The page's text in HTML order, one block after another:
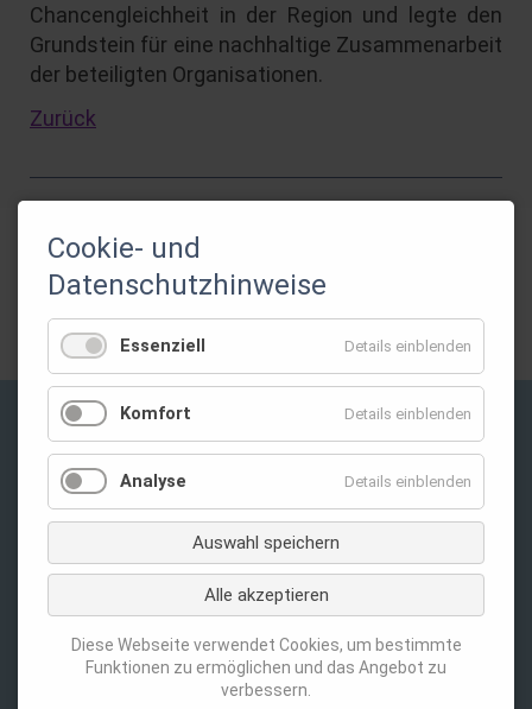
Chancengleichheit in der Region und legte den
Grundstein für eine nachhaltige Zusammenarbeit
der beteiligten Organisationen.
Zurück
Gefördert durch:
Privatsphäre-Einstellungen ändern
Navigation
überspringen
Datenschutz
Impressum
Cookie- und
Datenschutzhinweise
Essenziell Details einblenden
Komfort Details einblenden
Analyse Details einblenden
Auswahl speichern
Alle akzeptieren
Diese Webseite verwendet Cookies, um bestimmte
Funktionen zu ermöglichen und das Angebot zu
verbessern.